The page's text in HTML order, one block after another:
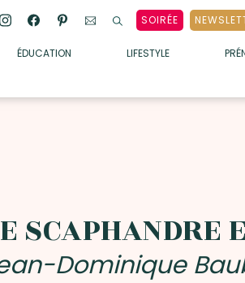
SOIRÉE
ÉDUCATION LIFESTYLE
SCAPHANDRE
Dominique